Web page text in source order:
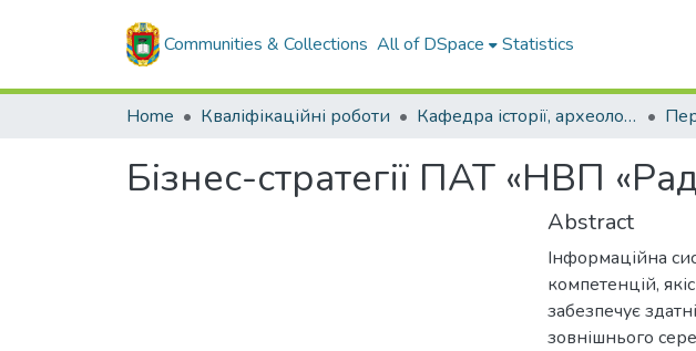
Communities & Collections All of DSpace Statistics
Home Кваліфікаційні роботи Кафедра історії, археології, інформаційної та архівної справи
Бізнес-стратегії ПАТ «НВП
Abstract
Інформаційна
компетенцій,
забезпечує
зовнішнього